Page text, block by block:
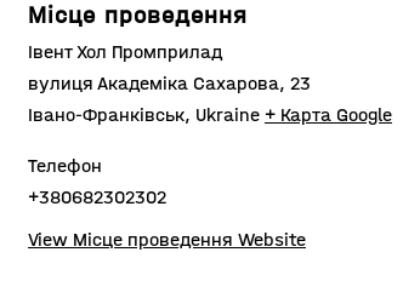
Місце проведення
Івент Хол Промприлад
вулиця Академіка Сахарова, 23
Івано-Франківськ, Ukraine + Карта Google
Телефон
+380682302302
View Місце проведення Website